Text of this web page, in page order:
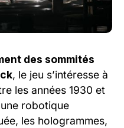
des sommités
, le jeu s’intéresse à
les années 1930 et
robotique
les hologrammes,